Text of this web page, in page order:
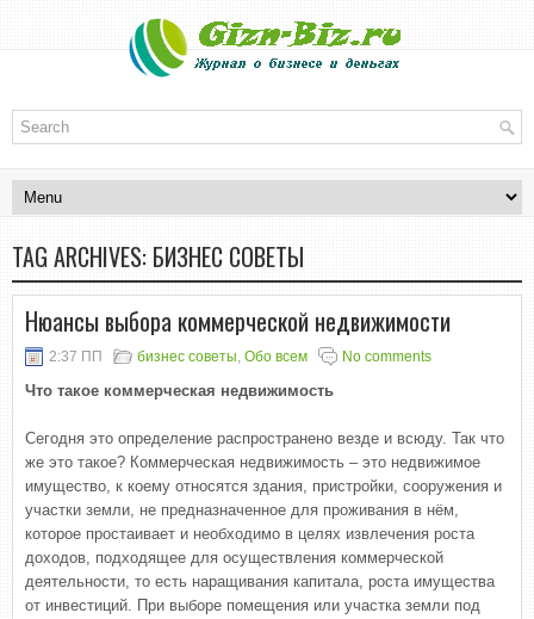
TAG ARCHIVES: БИЗНЕС СОВЕТЫ
Нюансы выбора коммерческой недвижимости
2:37 ПП бизнес советы, Обо всем No comments
Что такое коммерческая недвижимость
Сегодня это определение распространено везде и всюду. Так что
же это такое? Коммерческая недвижимость – это недвижимое
имущество, к коему относятся здания, пристройки, сооружения и
участки земли, не предназначенное для проживания в нём,
которое простаивает и необходимо в целях извлечения роста
доходов, подходящее для осуществления коммерческой
деятельности, то есть наращивания капитала, роста имущества
от инвестиций. При выборе помещения или участка земли под